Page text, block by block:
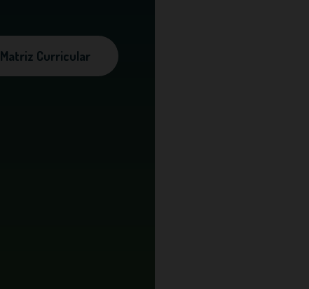
Matriz Curricular